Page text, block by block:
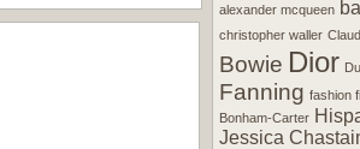
alexander mcqueen
christopher waller
Bowie Dior
Fanning fashion
Bonham-Carter
Jessica